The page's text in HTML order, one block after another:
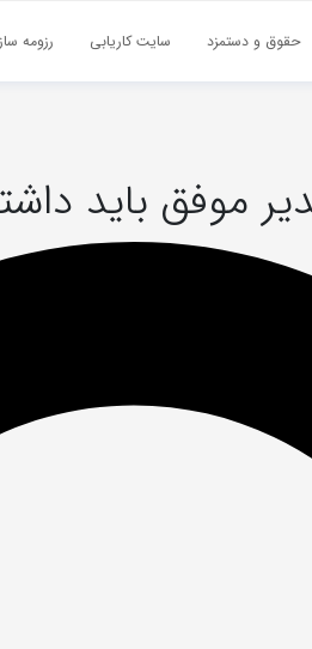
حقوق و دستمزد سایت کاریابی رزومه ساز